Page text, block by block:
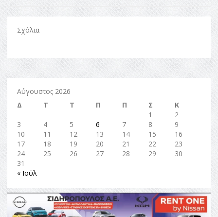
Σχόλια
Αύγουστος 2026
Δ
Τ Τ Π Π Σ
Κ
1
2
3
4 5 6 7 8
9
10
11 12 13 14 15
16
17
18 19 20 21 22
23
24
25 26 27 28 29
30
31
« Ιούλ